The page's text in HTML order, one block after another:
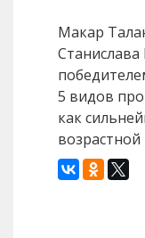
Макар
5 видов
как
возрастной